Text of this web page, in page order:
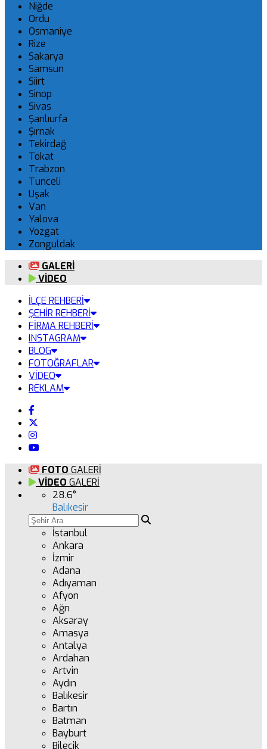
Niğde
Ordu
Osmaniye
Rize
Sakarya
Samsun
Siirt
Sinop
Sivas
Şanlıurfa
Şırnak
Tekirdağ
Tokat
Trabzon
Tunceli
Uşak
Van
Yalova
Yozgat
Zonguldak
GALERİ
VİDEO
İLÇE REHBERİ
ŞEHİR REHBERİ
FİRMA REHBERİ
INSTAGRAM
BLOG
FOTOĞRAFLAR
VİDEO
REKLAM
FOTO GALERİ
VİDEO GALERİ
28.6°
Balıkesir
İstanbul
Ankara
İzmir
Adana
Adıyaman
Afyon
Ağrı
Aksaray
Amasya
Antalya
Ardahan
Artvin
Aydın
Balıkesir
Bartın
Batman
Bayburt
Bilecik